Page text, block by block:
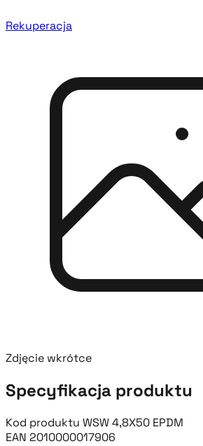
Rekuperacja
Zdjęcie wkrótce
Specyfikacja produktu
Kod produktu WSW 4,8X50 EPDM
EAN 2010000017906